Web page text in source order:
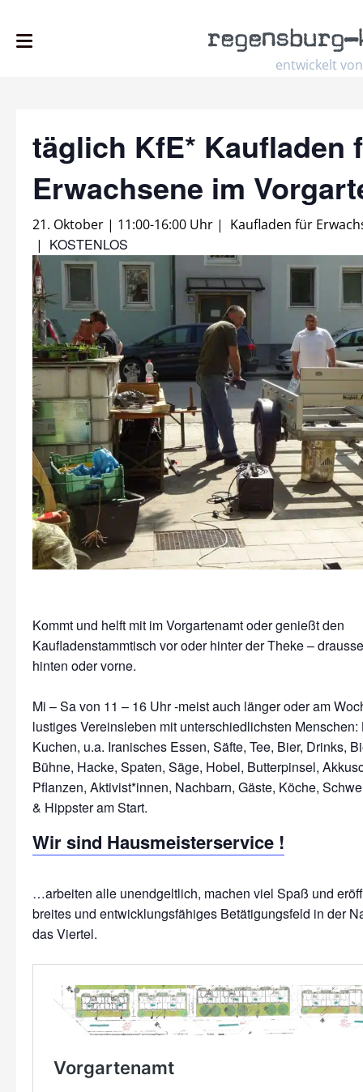
entwickelt von
regensburg–
täglich KfE* Kaufladen
Erwachsene im
21. Oktober | 11:00-16:00 Uhr | Kaufladen für
| KOSTENLOS
Kommt und helft mit im Vorgartenamt oder genießt den
Kaufladenstammtisch vor oder hinter der Theke –
hinten oder vorne.
Mi – Sa von 11 – 16 Uhr -meist auch länger oder am
lustiges Vereinsleben mit unterschiedlichsten Menschen:
Kuchen, u.a. Iranisches Essen, Säfte, Tee, Bier, Drinks,
Bühne, Hacke, Spaten, Säge, Hobel, Butterpinsel,
Pflanzen, Aktivist*innen, Nachbarn, Gäste, Köche,
Wir sind Hausmeisterservice !
…arbeiten alle unendgeltlich, machen viel Spaß und
breites und entwicklungsfähiges Betätigungsfeld in der
das Viertel.